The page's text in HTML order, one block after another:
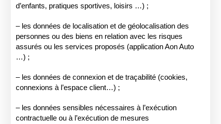
d’enfants, pratiques sportives, loisirs …) ;
– les données de localisation et de géolocalisation des
personnes ou des biens en relation avec les risques
assurés ou les services proposés (application Aon Auto
…) ;
– les données de connexion et de traçabilité (cookies,
connexions à l’espace client…) ;
– les données sensibles nécessaires à l’exécution
contractuelle ou à l’exécution de mesures